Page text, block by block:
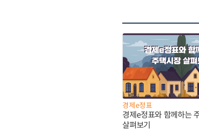
경제e정표
경제e정표와 함께하는
살펴보기